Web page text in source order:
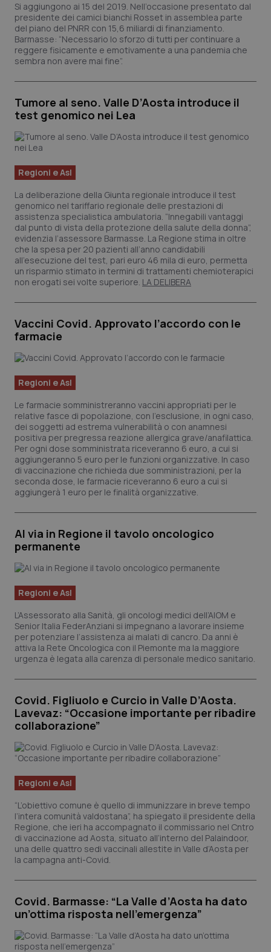
Si aggiungono ai 15 del 2019. Nell’occasione presentato dal
presidente dei camici bianchi Rosset in assemblea parte
del piano del PNRR con 15,6 miliardi di finanziamento.
Barmasse: “Necessario lo sforzo di tutti per continuare a
reggere fisicamente e emotivamente a una pandemia che
sembra non avere mai fine”.
Tumore al seno. Valle D’Aosta introduce il
test genomico nei Lea
Regioni e Asl
La deliberazione della Giunta regionale introduce il test
genomico nel tariffario regionale delle prestazioni di
assistenza specialistica ambulatoria. “Innegabili vantaggi
dal punto di vista della protezione della salute della donna”,
evidenzia l’assessore Barmasse. La Regione stima in oltre
che la spesa per 20 pazienti all’anno candidabili
all’esecuzione del test, pari euro 46 mila di euro, permetta
un risparmio stimato in termini di trattamenti chemioterapici
non erogati sei volte superiore. LA DELIBERA
Vaccini Covid. Approvato l’accordo con le
farmacie
Regioni e Asl
Le farmacie somministreranno vaccini appropriati per le
relative fasce di popolazione, con l'esclusione, in ogni caso,
dei soggetti ad estrema vulnerabilità o con anamnesi
positiva per pregressa reazione allergica grave/anafilattica.
Per ogni dose somministrata riceveranno 6 euro, a cui si
aggiungeranno 5 euro per le funzioni organizzative. In caso
di vaccinazione che richieda due somministrazioni, per la
seconda dose, le farmacie riceveranno 6 euro a cui si
aggiungerà 1 euro per le finalità organizzative.
Al via in Regione il tavolo oncologico
permanente
Regioni e Asl
L’Assessorato alla Sanità, gli oncologi medici dell’AIOM e
Senior Italia FederAnziani si impegnano a lavorare insieme
per potenziare l’assistenza ai malati di cancro. Da anni è
attiva la Rete Oncologica con il Piemonte ma la maggiore
urgenza è legata alla carenza di personale medico sanitario.
Covid. Figliuolo e Curcio in Valle D’Aosta.
Lavevaz: “Occasione importante per ribadire
collaborazione”
Regioni e Asl
“L’obiettivo comune è quello di immunizzare in breve tempo
l’intera comunità valdostana”, ha spiegato il presidente della
Regione, che ieri ha accompagnato il commissario nel Cntro
di vaccinazione ad Aosta, situato all’interno del Palaindoor,
una delle quattro sedi vaccinali allestite in Valle d’Aosta per
la campagna anti-Covid.
Covid. Barmasse: “La Valle d’Aosta ha dato
un’ottima risposta nell’emergenza”